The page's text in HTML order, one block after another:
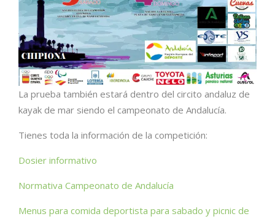
La prueba también estará dentro del circito andaluz de
kayak de mar siendo el campeonato de Andalucía.
Tienes toda la información de la competición:
Dosier informativo
Normativa Campeonato de Andalucía
Menus para comida deportista para sabado y picnic de